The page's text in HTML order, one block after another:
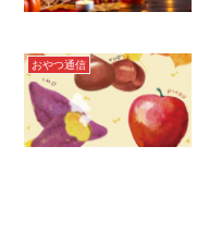
おやつ通信